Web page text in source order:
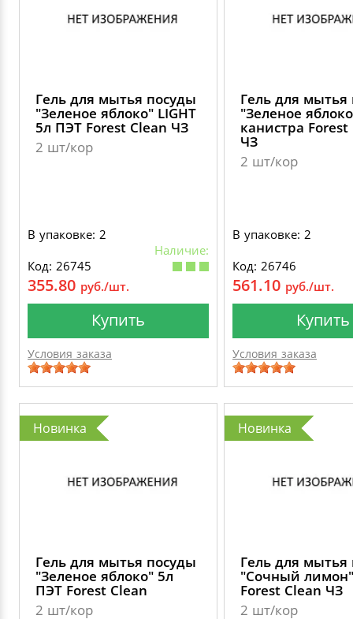
Гель для мытья посуды
"Зеленое яблоко" LIGHT
5л ПЭТ Forest Clean ЧЗ
2 шт/кор
В упаковке: 2
Наличие:
Код: 26745
355.80 руб./шт.
Купить
Условия заказа
Гель для мытья
"Зеленое
канистра Forest
ЧЗ
2 шт/кор
В упаковке: 2
Код: 26746
561.10 руб./шт.
Купить
Условия заказа
Новинка
Гель для мытья посуды
"Зеленое яблоко" 5л
ПЭТ Forest Clean
2 шт/кор
Новинка
Гель для мытья
"Сочный
Forest Clean ЧЗ
2 шт/кор